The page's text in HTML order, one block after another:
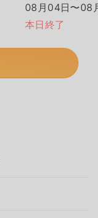
08月04日〜08
本日終了